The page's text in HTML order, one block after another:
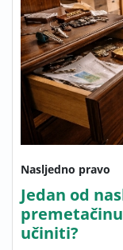
Nasljedno pravo
Jedan od
učiniti?